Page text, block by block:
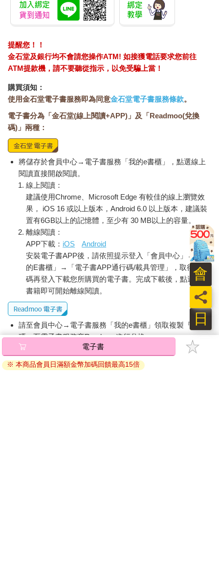
提醒您！！
金石堂及銀行均不會請您操作ATM! 如接獲電話要求您前往
ATM提款機，請不要聽從指示，以免受騙上當！
購買須知：
使用金石堂電子書服務即為同意金石堂電子書服務條款。
電子書分為「金石堂(線上閱讀+APP)」及「Readmoo(兌換
碼)」兩種：
將儲存於會員中心→電子書服務「我的e書櫃」，點選線上
閱讀直接開啟閱讀。
線上閱讀：
建議使用Chrome、Microsoft Edge 有較佳的線上瀏覽效
果， iOS 16 或以上版本，Android 6.0 以上版本，建議裝
置有6GB以上的記憶體，至少有 30 MB以上的容量。
離線閱讀：
APP下載： iOS
Android
安裝電子書APP後，請依照提示登入「會員中心」→「我
的E書櫃」→「電子書APP通行碼/載具管理」，取得通行
碼再登入下載您所購買的電子書。完成下載後，點選任一
書籍即可開始離線閱讀。
請至會員中心→電子書服務「我的e書櫃」領取複製『兌換
碼』至電子書服務商Readmoo進行兌換。
退換貨須知：
因版權保護，您在金石堂所購買的電子書僅能以金石堂專屬
電子書
※ 本商品會員日滿額金幣加碼回饋最高15倍
日
員
會